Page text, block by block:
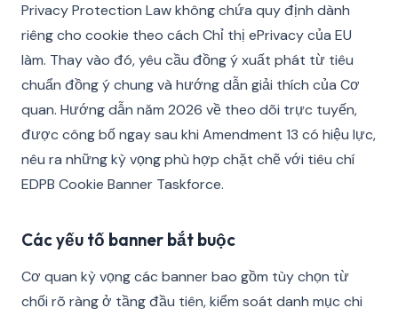
Privacy Protection Law không chứa quy định dành
riêng cho cookie theo cách Chỉ thị ePrivacy của EU
làm. Thay vào đó, yêu cầu đồng ý xuất phát từ tiêu
chuẩn đồng ý chung và hướng dẫn giải thích của Cơ
quan. Hướng dẫn năm 2026 về theo dõi trực tuyến,
được công bố ngay sau khi Amendment 13 có hiệu lực,
nêu ra những kỳ vọng phù hợp chặt chẽ với tiêu chí
EDPB Cookie Banner Taskforce.
Các yếu tố banner bắt buộc
Cơ quan kỳ vọng các banner bao gồm tùy chọn từ
chối rõ ràng ở tầng đầu tiên, kiểm soát danh mục chi